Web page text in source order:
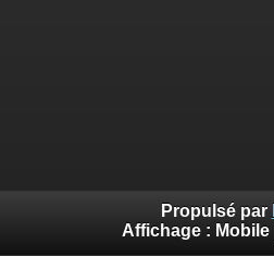
Propulsé par
Affichage : Mobile